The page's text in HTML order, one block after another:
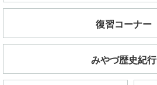
復習コーナー
みやづ歴史紀行